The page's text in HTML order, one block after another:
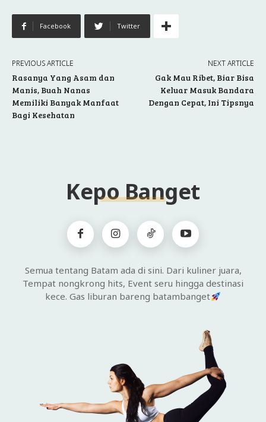
Facebook Twitter
PREVIOUS ARTICLE
Rasanya Yang Asam dan
Manis, Buah Nanas
Memiliki Banyak Manfaat
Bagi Kesehatan
NEXT ARTICLE
Gak Mau Ribet, Biar Bisa
Keluar Masuk Bandara
Dengan Cepat, Ini Tipsnya
Kepo Banget
Semua tentang Batam ada di sini. Dari kuliner juara,
Tempat nongkrong hits, Event seru hingga destinasi
kece. Gas liburan bareng batambanget